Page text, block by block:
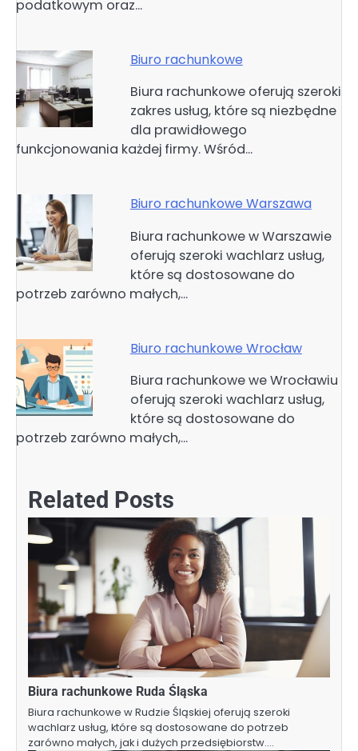
podatkowym oraz…
Biuro rachunkowe
Biura rachunkowe oferują szeroki
zakres usług, które są niezbędne
dla prawidłowego
funkcjonowania każdej firmy. Wśród…
Biuro rachunkowe Warszawa
Biura rachunkowe w Warszawie
oferują szeroki wachlarz usług,
które są dostosowane do
potrzeb zarówno małych,…
Biuro rachunkowe Wrocław
Biura rachunkowe we Wrocławiu
oferują szeroki wachlarz usług,
które są dostosowane do
potrzeb zarówno małych,…
Related Posts
Biura rachunkowe Ruda Śląska
Biura rachunkowe w Rudzie Śląskiej oferują szeroki
wachlarz usług, które są dostosowane do potrzeb
zarówno małych, jak i dużych przedsiębiorstw.…